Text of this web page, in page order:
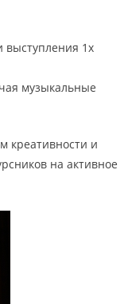
выступления 1х
музыкальные
креативности и
на активное